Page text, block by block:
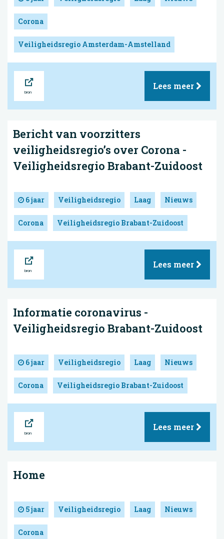
Corona
Veiligheidsregio Amsterdam-Amstelland
Lees meer
Bericht van voorzitters
veiligheidsregio’s over Corona -
Veiligheidsregio Brabant-Zuidoost
6 jaar Veiligheidsregio Laag Nieuws
Corona Veiligheidsregio Brabant-Zuidoost
Lees meer
Informatie coronavirus -
Veiligheidsregio Brabant-Zuidoost
6 jaar Veiligheidsregio Laag Nieuws
Corona Veiligheidsregio Brabant-Zuidoost
Lees meer
Home
5 jaar Veiligheidsregio Laag Nieuws
Corona